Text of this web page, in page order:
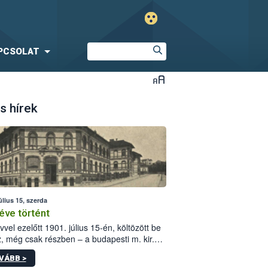
hírek
15, szerda
történt
ezelőtt 1901. július 15-én, költözött be
még csak részben – a budapesti m. kir.
állomás a Kis Rókus utca
alatti, Czigler Győző által tervezett új
>